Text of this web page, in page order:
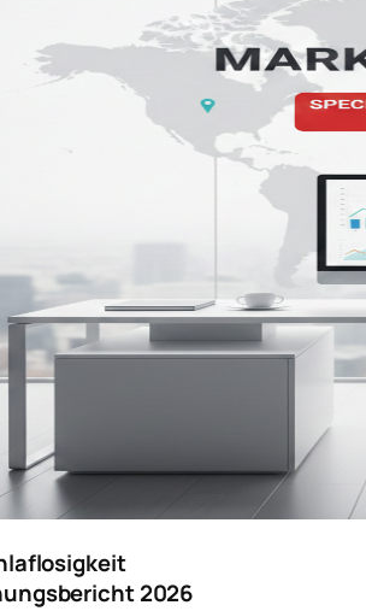
2026